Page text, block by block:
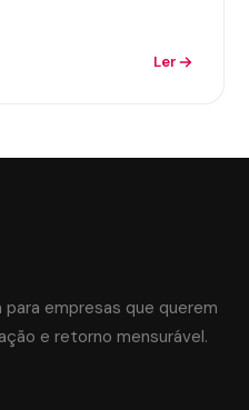
Ler
empresas que querem
e retorno mensurável.